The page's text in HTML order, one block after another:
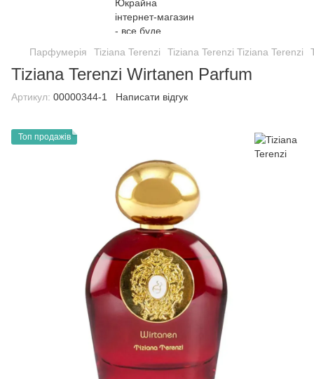
Парфумерія Tiziana Terenzi Tiziana Terenzi Tiziana Terenzi
Tiziana Terenzi Wirtanen Parfum
Артикул: 00000344-1 Написати відгук
Топ продажів